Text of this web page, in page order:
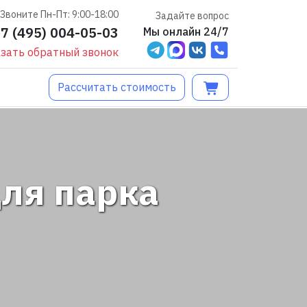
Звоните Пн-Пт: 9:00-18:00
(495) 004-05-03
обратный звонок
Задайте вопрос
Мы онлайн 24/7
Рассчитать стоимость
парка